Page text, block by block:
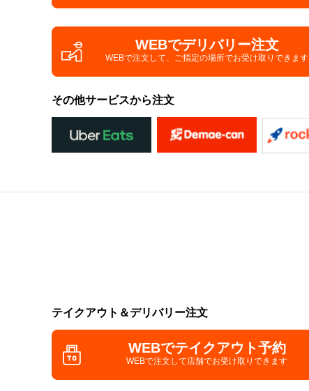
WEBでデリバリー注文
WEBで注文して、 ご指定の場所でお受け取りできます
その他サービスから注文
テイクアウト＆デリバリー注文
WEBでテイクアウト予約
WEBで注文して店舗でお受け取りできます